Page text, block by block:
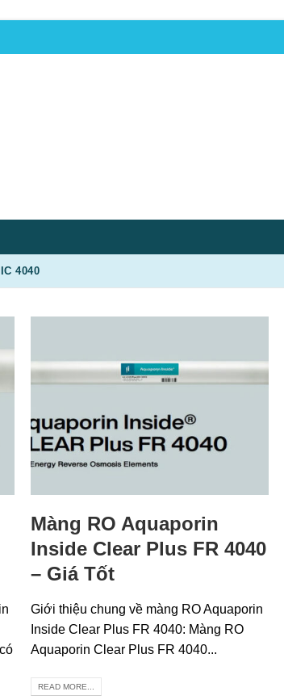
4040
Màng RO Aquaporin
Inside Clear Plus FR 4040
– Giá Tốt
Giới thiệu chung về màng RO Aquaporin
Inside Clear Plus FR 4040: Màng RO
Aquaporin Clear Plus FR 4040...
READ MORE...